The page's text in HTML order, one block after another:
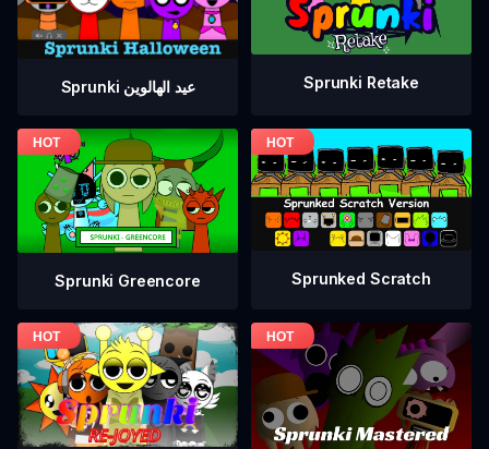
Sprunki عيد الهالوين Sprunki Retake
Sprunki Greencore Sprunked Scratch